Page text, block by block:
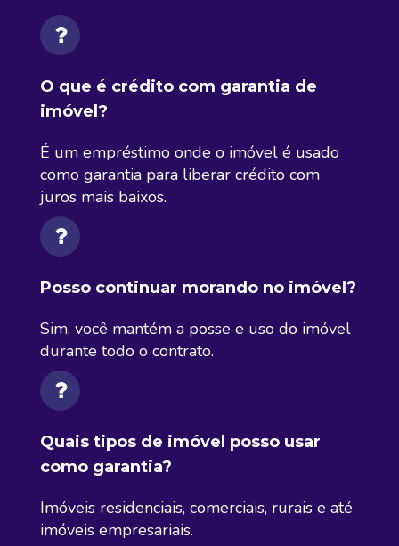
O que é crédito com garantia de
imóvel?
É um empréstimo onde o imóvel é usado
como garantia para liberar crédito com
juros mais baixos.
Posso continuar morando no imóvel?
Sim, você mantém a posse e uso do imóvel
durante todo o contrato.
Quais tipos de imóvel posso usar
como garantia?
Imóveis residenciais, comerciais, rurais e até
imóveis empresariais.